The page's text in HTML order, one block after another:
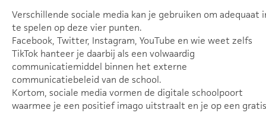
Verschillende sociale media kan je gebruiken om adequaat
te spelen op deze vier punten.
Facebook, Twitter, Instagram, YouTube en wie weet zelfs
TikTok hanteer je daarbij als een volwaardig
communicatiemiddel binnen het externe
communicatiebeleid van de school.
Kortom, sociale media vormen de digitale schoolpoort
waarmee je een positief imago uitstraalt en je op een gratis